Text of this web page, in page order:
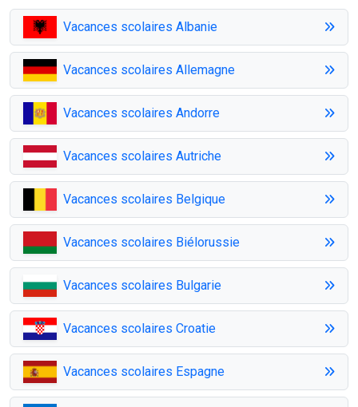
Vacances scolaires Albanie
Vacances scolaires Allemagne
Vacances scolaires Andorre
Vacances scolaires Autriche
Vacances scolaires Belgique
Vacances scolaires Biélorussie
Vacances scolaires Bulgarie
Vacances scolaires Croatie
Vacances scolaires Espagne